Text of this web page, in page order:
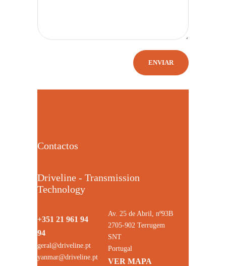
Contactos
Driveline - Transmission
Technology
+351 21 961 94
94
geral@driveline.pt
yanmar@driveline.pt
Av. 25 de Abril, nº93B
2705-902 Terrugem
SNT
Portugal
VER MAPA